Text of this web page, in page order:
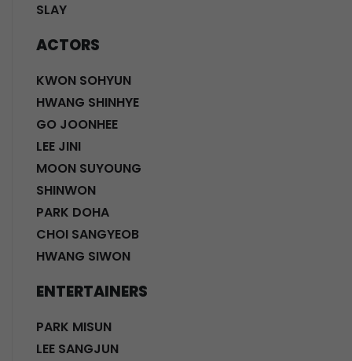
SLAY
ACTORS
KWON SOHYUN
HWANG SHINHYE
GO JOONHEE
LEE JINI
MOON SUYOUNG
SHINWON
PARK DOHA
CHOI SANGYEOB
HWANG SIWON
ENTERTAINERS
PARK MISUN
LEE SANGJUN